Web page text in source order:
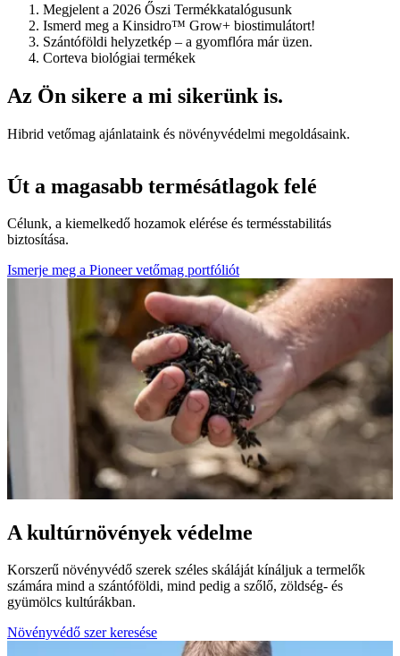
Megjelent a 2026 Őszi Termékkatalógusunk
Ismerd meg a Kinsidro™ Grow+ biostimulátort!
Szántóföldi helyzetkép – a gyomflóra már üzen.
Corteva biológiai termékek
Az Ön sikere a mi sikerünk is.
Hibrid vetőmag ajánlataink és növényvédelmi megoldásaink.
Út a magasabb termésátlagok felé
Célunk, a kiemelkedő hozamok elérése és termésstabilitás
biztosítása.
Ismerje meg a Pioneer vetőmag portfóliót
A kultúrnövények védelme
Korszerű növényvédő szerek széles skáláját kínáljuk a termelők
számára mind a szántóföldi, mind pedig a szőlő, zöldség- és
gyümölcs kultúrákban.
Növényvédő szer keresése